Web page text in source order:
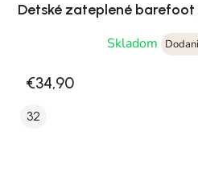
Detské zateplené
Skladom
€34,90
32